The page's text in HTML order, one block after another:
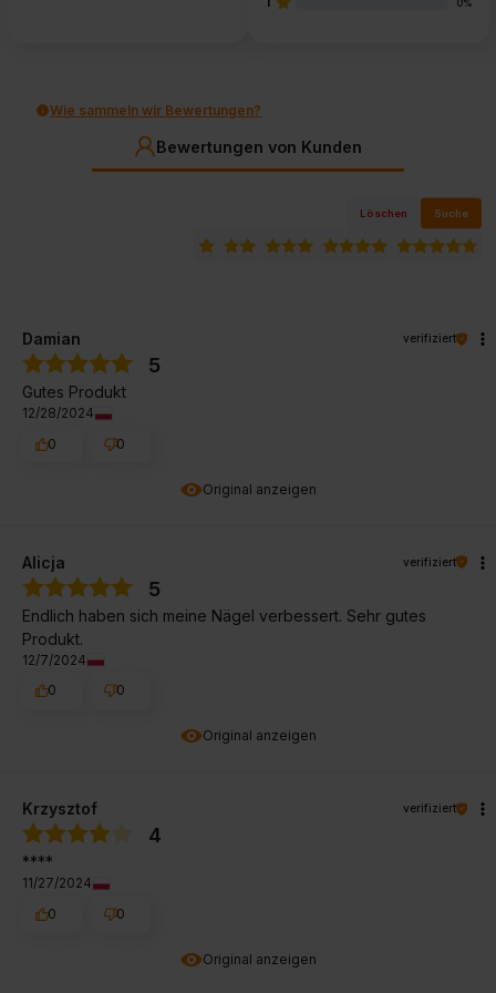
0%
Wie sammeln wir Bewertungen?
Bewertungen von Kunden
Löschen Suche
Original anzeigen
Damian verifiziert
5
Gutes Produkt
12/28/2024
0
0
Original anzeigen
Alicja verifiziert
5
Endlich haben sich meine Nägel verbessert. Sehr gutes
Produkt.
12/7/2024
0
0
Original anzeigen
Krzysztof verifiziert
4
****
11/27/2024
0
0